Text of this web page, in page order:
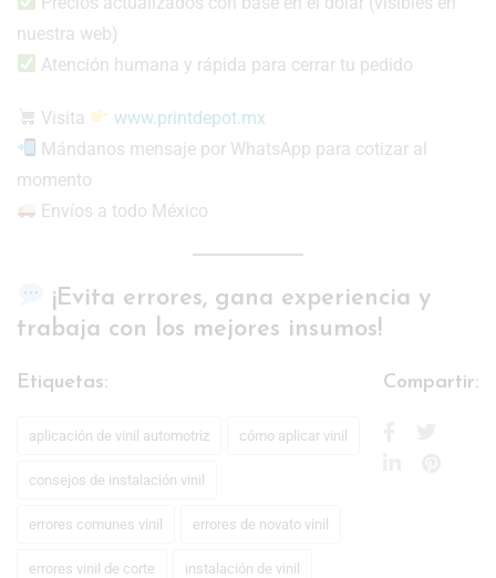
nuestra web)
Atención humana y rápida para cerrar tu pedido
Visita
www.printdepot.mx
Mándanos mensaje por WhatsApp para cotizar al
momento
Envíos a todo México
¡Evita errores, gana experiencia y
trabaja con los mejores insumos!
Etiquetas:
aplicación de vinil automotriz cómo aplicar vinil
consejos de instalación vinil
errores comunes vinil errores de novato vinil
errores vinil de corte instalación de vinil
Compartir: